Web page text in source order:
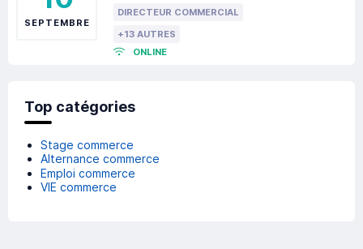
SEPTEMBRE
DIRECTEUR COMMERCIAL
+13 AUTRES
ONLINE
Top catégories
Stage commerce
Alternance commerce
Emploi commerce
VIE commerce